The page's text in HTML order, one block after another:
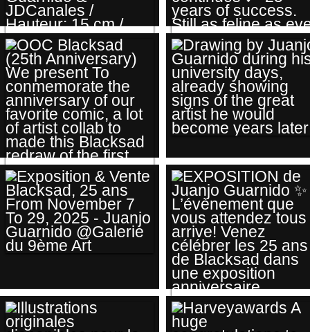
LES CRAYONNÉS
TIRELIRE BUSTE
BLACKSAD
@LAMARQUEZONE
2026 (3D VISUAL
UNDER APPROVAL)
AUTEUR(S):
HAUTEUR: 15 CM /
MATIÈRE: PVC /
BLACKSAD, 25
YEARS OF CLAWS,
TRUTH 🕵️‍♂️
BLACKSAD
CELEBRATES ITS
25TH
ANNIVERSARY. THE
LEGEND
CONTINUES 🔎 25
YEARS OF
SUCCESS. STILL AS
FELINE AS EVER 📚
OOC BLACKSAD
(25TH
ANNIVERSARY) WE
DRAWING BY
JUANJO GUARNIDO
DURING HIS
UNIVERSITY DAYS,
ALREADY
SHOWING SIGNS
OF THE GREAT
ARTIST HE WOULD
BECOME YEARS
EXPOSITION &
VENTE BLACKSAD,